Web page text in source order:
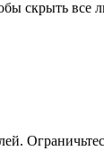
скрыть все